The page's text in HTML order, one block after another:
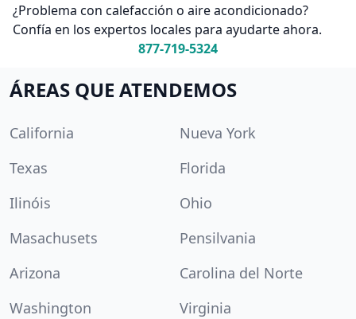
¿Problema con calefacción o aire acondicionado?
Confía en los expertos locales para ayudarte ahora.
877-719-5324
ÁREAS QUE ATENDEMOS
California
Nueva York
Texas
Florida
Ilinóis
Ohio
Masachusets
Pensilvania
Arizona
Carolina del Norte
Washington
Virginia